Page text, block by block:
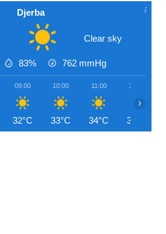
Djerba
Clear sky
83% 762 mmHg
09:00
32°C
10:00
33°C
11:00
34°C
12:00
35°C
›